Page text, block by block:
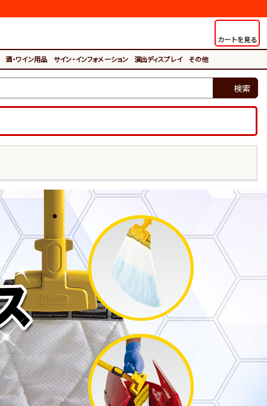
カートを見る
酒・ワイン用品 サイン・インフォメーション 演出ディスプレイ その他
検索